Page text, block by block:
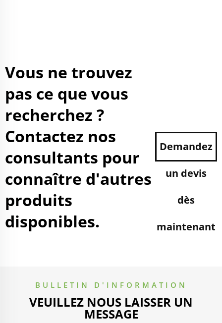
Vous ne trouvez
pas ce que vous
recherchez ?
Contactez nos
consultants pour
connaître d'autres
produits
disponibles.
Demandez
un devis
dès
maintenant
BULLETIN D'INFORMATION
VEUILLEZ NOUS LAISSER UN
MESSAGE